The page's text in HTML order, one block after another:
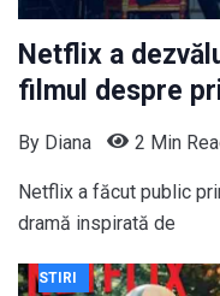
Netflix a
filmul despre
By Diana 2 Min
Netflix a făcut public
dramă inspirată de
STIRI